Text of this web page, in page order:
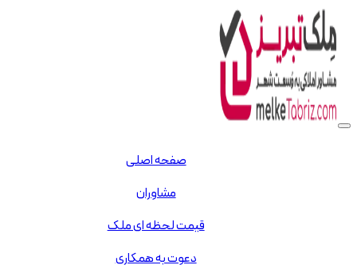
صفحه اصلی
مشاوران
قیمت لحظه ای ملک
دعوت به همکاری